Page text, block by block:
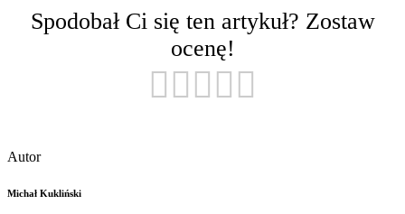
Spodobał Ci się ten artykuł? Zostaw
ocenę!
Autor
Michał Kukliński